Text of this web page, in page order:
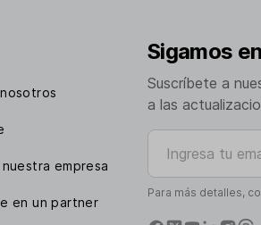
empresa
en un partner
Sigamos
Suscríbete a
a las
Ingresa tu email
Para más detalles,